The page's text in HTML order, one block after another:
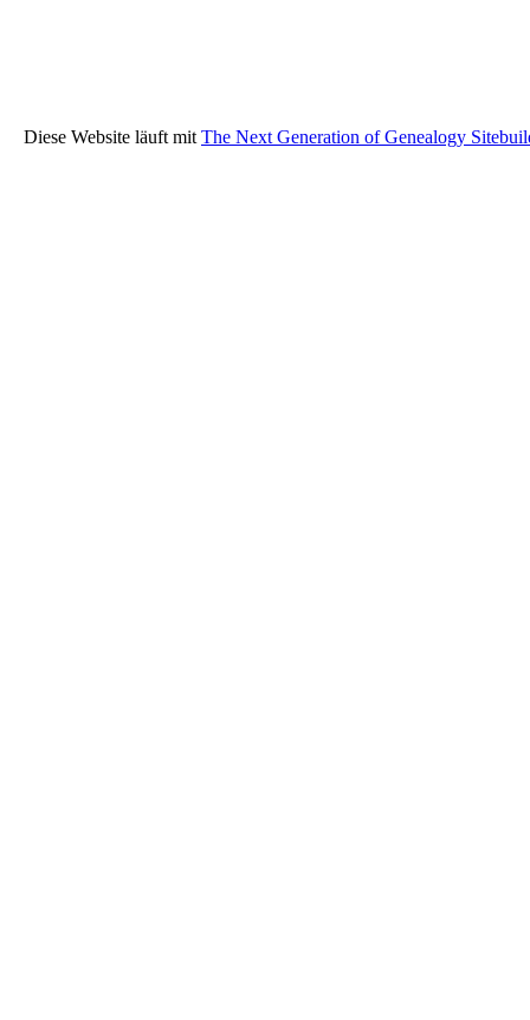
Diese Website läuft mit The Next Generation of Genealogy